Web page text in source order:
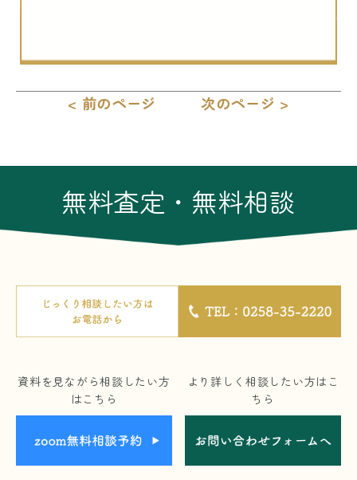
< 前のページ 次のページ >
無料査定・無料相談
資料を見ながら相談したい方
はこちら
より詳しく相談したい方はこ
ちら